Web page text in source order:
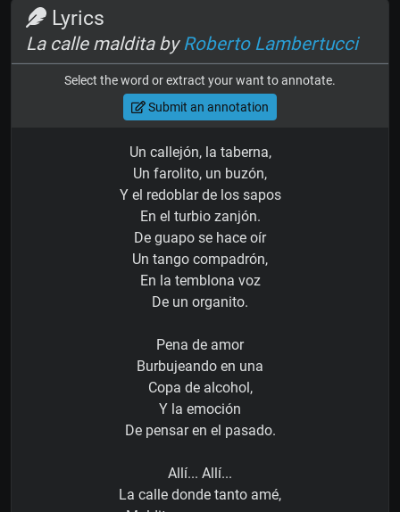
Lyrics
La calle maldita byRoberto Lambertucci
Select the word or extract your want to annotate.
Submit an annotation
Un callejón, la taberna,
Un farolito, un buzón,
Y el redoblar de los sapos
En el turbio zanjón.
De guapo se hace oír
Un tango compadrón,
En la temblona voz
De un organito.
Pena de amor
Burbujeando en una
Copa de alcohol,
Y la emoción
De pensar en el pasado.
Allí... Allí...
La calle donde tanto amé,